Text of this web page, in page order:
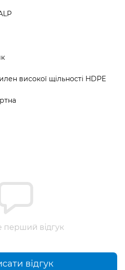
високої щільності HDPE
перший відгук
відгук